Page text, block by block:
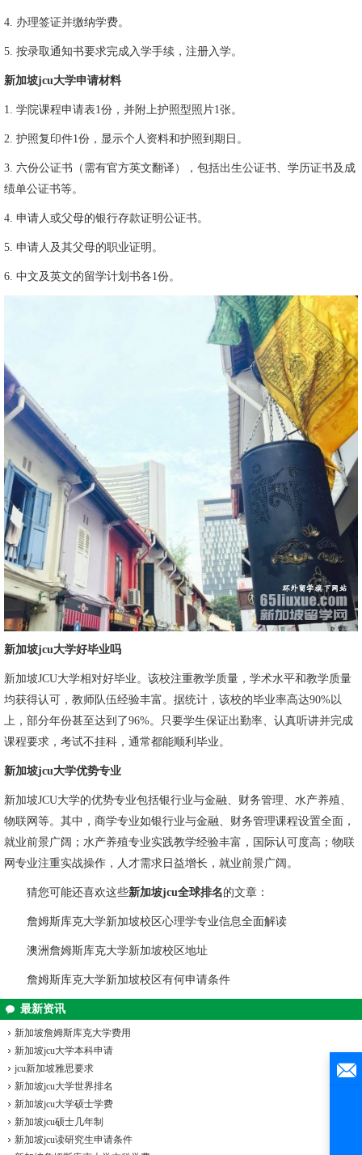
4. 办理签证并缴纳学费。
5. 按录取通知书要求完成入学手续，注册入学。
新加坡jcu大学申请材料
1. 学院课程申请表1份，并附上护照型照片1张。
2. 护照复印件1份，显示个人资料和护照到期日。
3. 六份公证书（需有官方英文翻译），包括出生公证书、学历证书及成
绩单公证书等。
4. 申请人或父母的银行存款证明公证书。
5. 申请人及其父母的职业证明。
6. 中文及英文的留学计划书各1份。
新加坡jcu大学好毕业吗
新加坡JCU大学相对好毕业。该校注重教学质量，学术水平和教学质量
均获得认可，教师队伍经验丰富。据统计，该校的毕业率高达90%以
上，部分年份甚至达到了96%。只要学生保证出勤率、认真听讲并完成
课程要求，考试不挂科，通常都能顺利毕业。
新加坡jcu大学优势专业
新加坡JCU大学的优势专业包括银行业与金融、财务管理、水产养殖、
物联网等。其中，商学专业如银行业与金融、财务管理课程设置全面，
就业前景广阔；水产养殖专业实践教学经验丰富，国际认可度高；物联
网专业注重实战操作，人才需求日益增长，就业前景广阔。
猜您可能还喜欢这些新加坡jcu全球排名的文章：
詹姆斯库克大学新加坡校区心理学专业信息全面解读
澳洲詹姆斯库克大学新加坡校区地址
詹姆斯库克大学新加坡校区有何申请条件
最新资讯
新加坡詹姆斯库克大学费用
新加坡jcu大学本科申请
jcu新加坡雅思要求
新加坡jcu大学世界排名
新加坡jcu大学硕士学费
新加坡jcu硕士几年制
新加坡jcu读研究生申请条件